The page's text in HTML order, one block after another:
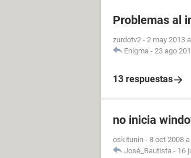
Problemas al
zurdotv2 - 2 may 2013
Enigma - 23 ago
13 respuestas
no inicia
oskitunin - 8 oct 2008
José_Bautista - 16